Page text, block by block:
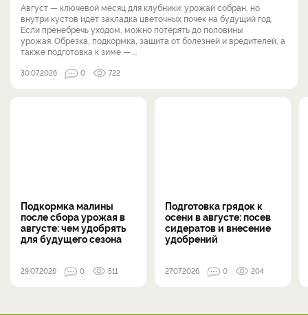
Август — ключевой месяц для клубники: урожай собран, но
внутри кустов идёт закладка цветочных почек на будущий год.
Если пренебречь уходом, можно потерять до половины
урожая. Обрезка, подкормка, защита от болезней и вредителей, а
также подготовка к зиме — ...
30.07.2026 0 722
Подкормка малины
после сбора урожая в
августе: чем удобрять
для будущего сезона
29.07.2026 0 511
Подготовка грядок к
осени в августе: посев
сидератов и внесение
удобрений
27.07.2026 0 204